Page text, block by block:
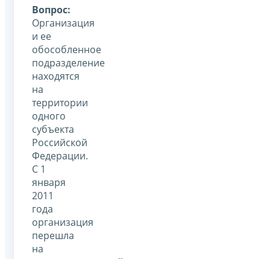
Вопрос:
Организация
и ее
обособленное
подразделение
находятся
на
территории
одного
субъекта
Российской
Федерации.
С 1
января
2011
года
организация
перешла
на